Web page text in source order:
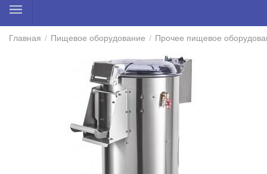
Главная / Пищевое оборудование / Прочее пищевое